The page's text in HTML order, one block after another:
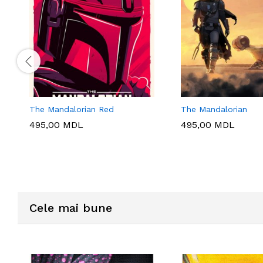
The Mandalorian Red
495,00 MDL
The Mandalorian
495,00 MDL
Cele mai bune